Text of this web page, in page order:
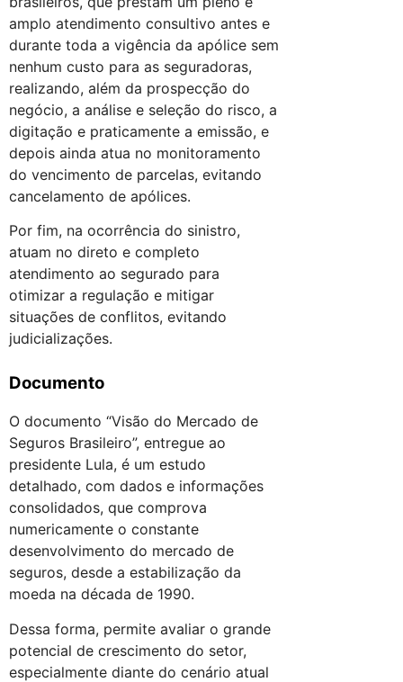
amplo atendimento consultivo antes e
durante toda a vigência da apólice sem
nenhum custo para as seguradoras,
realizando, além da prospecção do
negócio, a análise e seleção do risco, a
digitação e praticamente a emissão, e
depois ainda atua no monitoramento
do vencimento de parcelas, evitando
cancelamento de apólices.
Por fim, na ocorrência do sinistro,
atuam no direto e completo
atendimento ao segurado para
otimizar a regulação e mitigar
situações de conflitos, evitando
judicializações.
Documento
O documento “Visão do Mercado de
Seguros Brasileiro”, entregue ao
presidente Lula, é um estudo
detalhado, com dados e informações
consolidados, que comprova
numericamente o constante
desenvolvimento do mercado de
seguros, desde a estabilização da
moeda na década de 1990.
Dessa forma, permite avaliar o grande
potencial de crescimento do setor,
especialmente diante do cenário atual